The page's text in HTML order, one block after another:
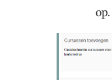
op.